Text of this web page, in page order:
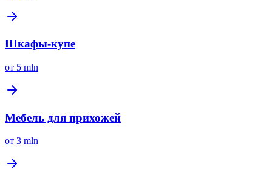
Шкафы-купе
от 5 mln
Мебель для прихожей
от 3 mln